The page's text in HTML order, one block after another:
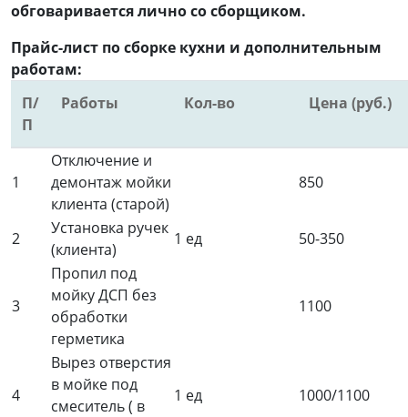
обговаривается лично со сборщиком.
Прайс-лист по сборке кухни и дополнительным
работам:
П/
П
Работы Кол-во Цена (руб.)
1
Отключение и
демонтаж мойки
клиента (старой)
850
2
Установка ручек
(клиента)
1 ед 50-350
3
Пропил под
мойку ДСП без
обработки
герметика
1100
4
Вырез отверстия
в мойке под
смеситель ( в
1 ед 1000/1100